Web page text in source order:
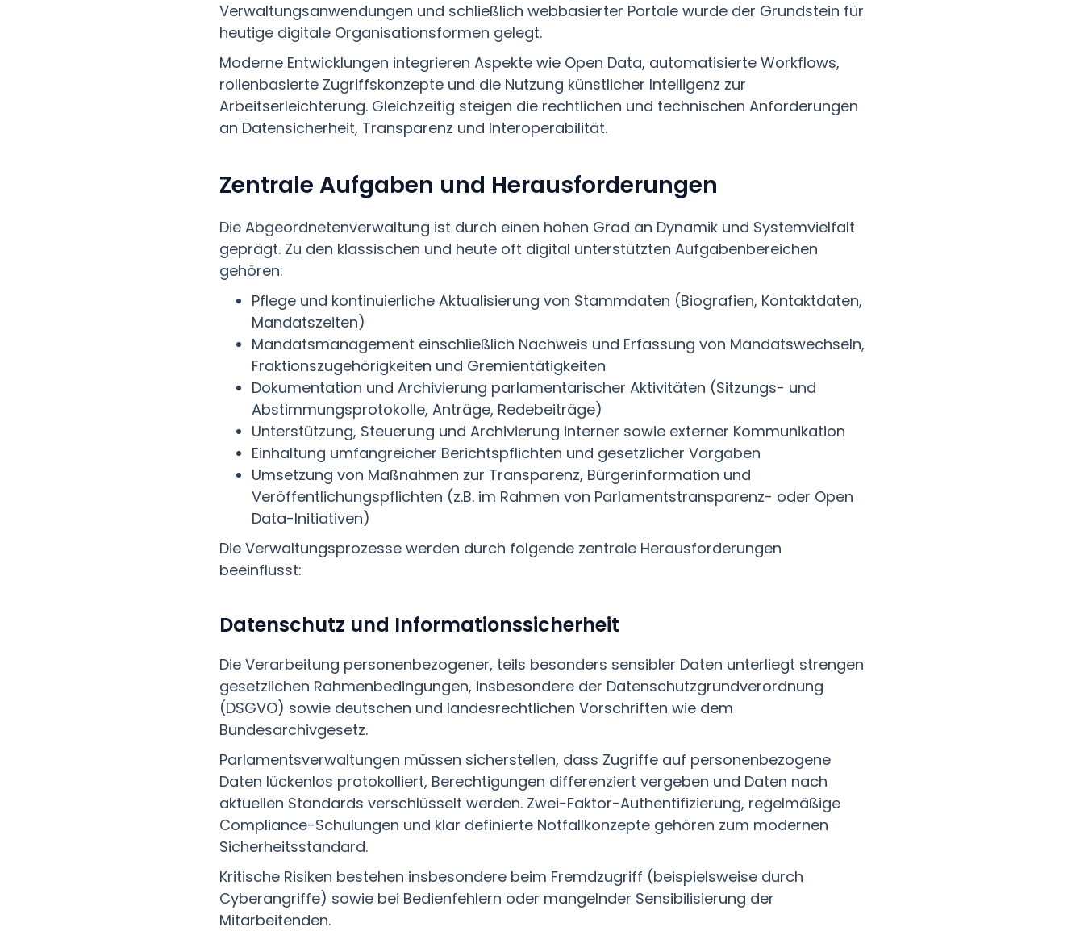
Verwaltungsanwendungen und schließlich webbasierter Portale wurde der Grundstein für
heutige digitale Organisationsformen gelegt.
Moderne Entwicklungen integrieren Aspekte wie Open Data, automatisierte Workflows,
rollenbasierte Zugriffskonzepte und die Nutzung künstlicher Intelligenz zur
Arbeitserleichterung. Gleichzeitig steigen die rechtlichen und technischen Anforderungen
an Datensicherheit, Transparenz und Interoperabilität.
Zentrale Aufgaben und Herausforderungen
Die Abgeordnetenverwaltung ist durch einen hohen Grad an Dynamik und Systemvielfalt
geprägt. Zu den klassischen und heute oft digital unterstützten Aufgabenbereichen
gehören:
Pflege und kontinuierliche Aktualisierung von Stammdaten (Biografien, Kontaktdaten,
Mandatszeiten)
Mandatsmanagement einschließlich Nachweis und Erfassung von Mandatswechseln,
Fraktionszugehörigkeiten und Gremientätigkeiten
Dokumentation und Archivierung parlamentarischer Aktivitäten (Sitzungs- und
Abstimmungsprotokolle, Anträge, Redebeiträge)
Unterstützung, Steuerung und Archivierung interner sowie externer Kommunikation
Einhaltung umfangreicher Berichtspflichten und gesetzlicher Vorgaben
Umsetzung von Maßnahmen zur Transparenz, Bürgerinformation und
Veröffentlichungspflichten (z.B. im Rahmen von Parlamentstransparenz- oder Open
Data-Initiativen)
Die Verwaltungsprozesse werden durch folgende zentrale Herausforderungen
beeinflusst:
Datenschutz und Informationssicherheit
Die Verarbeitung personenbezogener, teils besonders sensibler Daten unterliegt strengen
gesetzlichen Rahmenbedingungen, insbesondere der Datenschutzgrundverordnung
(DSGVO) sowie deutschen und landesrechtlichen Vorschriften wie dem
Bundesarchivgesetz.
Parlamentsverwaltungen müssen sicherstellen, dass Zugriffe auf personenbezogene
Daten lückenlos protokolliert, Berechtigungen differenziert vergeben und Daten nach
aktuellen Standards verschlüsselt werden. Zwei-Faktor-Authentifizierung, regelmäßige
Compliance-Schulungen und klar definierte Notfallkonzepte gehören zum modernen
Sicherheitsstandard.
Kritische Risiken bestehen insbesondere beim Fremdzugriff (beispielsweise durch
Cyberangriffe) sowie bei Bedienfehlern oder mangelnder Sensibilisierung der
Mitarbeitenden.